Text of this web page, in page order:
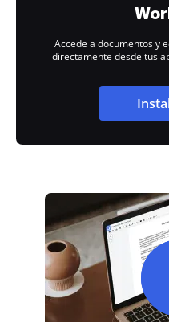
Accede a documentos y
directamente desde tus